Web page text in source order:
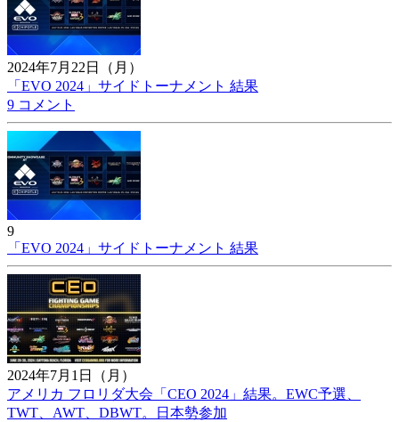
2024年7月22日（月）
「EVO 2024」サイドトーナメント 結果
9 コメント
9
「EVO 2024」サイドトーナメント 結果
2024年7月1日（月）
アメリカ フロリダ大会「CEO 2024」結果。EWC予選、
TWT、AWT、DBWT。日本勢参加